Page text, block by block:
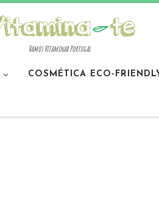
Vamos Vitaminar Portugal
COSMÉTICA ECO-